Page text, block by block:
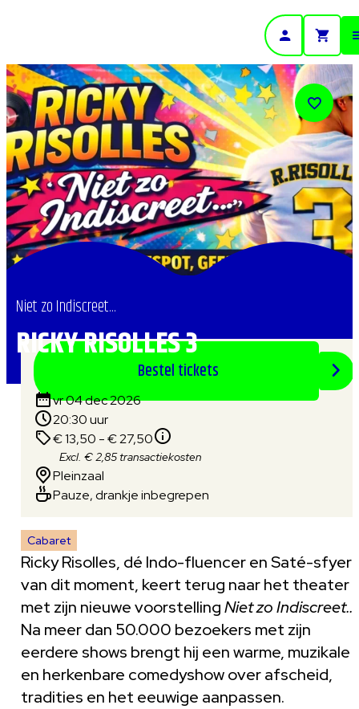
RICKY RISOLLES 3
Niet zo Indiscreet...
Cabaret
Ricky Risolles, dé Indo-fluencer en Saté-sfyer
van dit moment, keert terug naar het theater
met zijn nieuwe voorstellingNiet zo Indiscreet…
Na meer dan 50.000 bezoekers met zijn
eerdere shows brengt hij een warme, muzikale
en herkenbare comedyshow over afscheid,
tradities en het eeuwige aanpassen.
Bestel tickets
vr 04 dec 2026
20:30 uur
€ 13,50 - € 27,50
Excl. € 2,85 transactiekosten
Pleinzaal
Pauze, drankje inbegrepen